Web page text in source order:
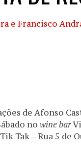
de Afonso
no wine bar
Tak – Rua 5 de